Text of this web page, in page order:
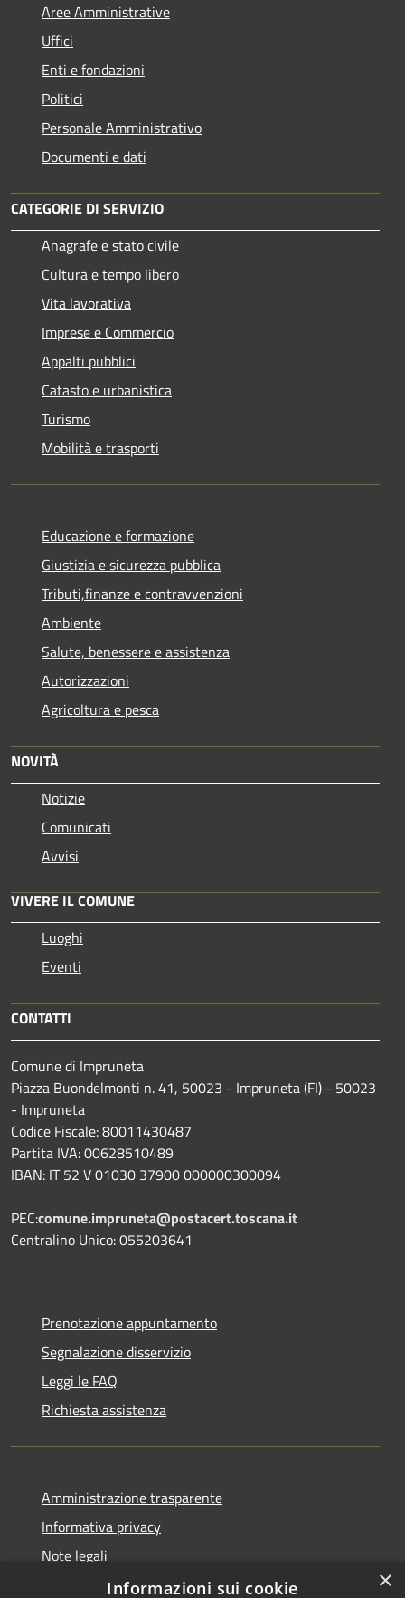
Aree Amministrative
Uffici
Enti e fondazioni
Politici
Personale Amministrativo
Documenti e dati
CATEGORIE DI SERVIZIO
Anagrafe e stato civile
Cultura e tempo libero
Vita lavorativa
Imprese e Commercio
Appalti pubblici
Catasto e urbanistica
Turismo
Mobilità e trasporti
Educazione e formazione
Giustizia e sicurezza pubblica
Tributi,finanze e contravvenzioni
Ambiente
Salute, benessere e assistenza
Autorizzazioni
Agricoltura e pesca
NOVITÀ
Notizie
Comunicati
Avvisi
VIVERE IL COMUNE
Luoghi
Eventi
CONTATTI
Comune di Impruneta
Piazza Buondelmonti n. 41, 50023 - Impruneta (FI) - 50023
- Impruneta
Codice Fiscale: 80011430487
Partita IVA: 00628510489
IBAN: IT 52 V 01030 37900 000000300094
PEC:comune.impruneta@postacert.toscana.it
Centralino Unico: 055203641
Prenotazione appuntamento
Segnalazione disservizio
Leggi le FAQ
Richiesta assistenza
Amministrazione trasparente
Informativa privacy
Note legali
Dichiarazione di accessibilità
×
Informazioni sui cookie